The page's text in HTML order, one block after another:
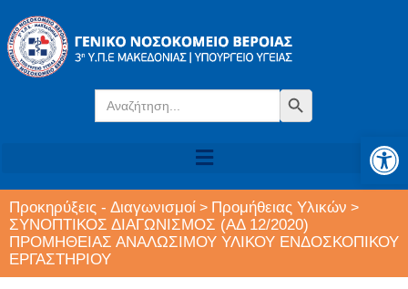
Search
for:
Search Button
Προκηρύξεις - Διαγωνισμοί > Προμήθειας Υλικών >
ΣΥΝΟΠΤΙΚΟΣ ΔΙΑΓΩΝΙΣΜΟΣ (ΑΔ 12/2020)
ΠΡΟΜΗΘΕΙΑΣ ΑΝΑΛΩΣΙΜΟΥ ΥΛΙΚΟΥ ΕΝΔΟΣΚΟΠΙΚΟΥ
ΕΡΓΑΣΤΗΡΙΟΥ